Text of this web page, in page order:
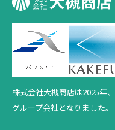
株式会社大槻商店は2025年、
グループ会社となりました。